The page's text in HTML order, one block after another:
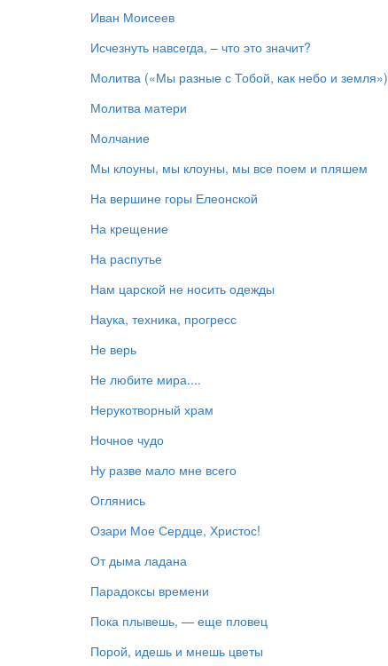
Иван Моисеев
Исчезнуть навсегда, – что это значит?
Молитва («Мы разные с Тобой, как небо и земля»)
Молитва матери
Молчание
Мы клоуны, мы клоуны, мы все поем и пляшем
На вершине горы Елеонской
На крещение
На распутье
Нам царской не носить одежды
Наука, техника, прогресс
Не верь
Не любите мира....
Нерукотворный храм
Ночное чудо
Ну разве мало мне всего
Оглянись
Озари Мое Сердце, Христос!
От дыма ладана
Парадоксы времени
Пока плывешь, — еще пловец
Порой, идешь и мнешь цветы